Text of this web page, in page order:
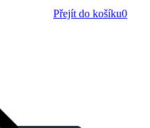
Přejít do košíku0